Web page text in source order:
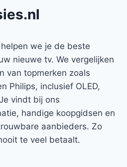
we je de beste
nieuwe tv. We vergelijken
van topmerken zoals
Philips, inclusief OLED,
vindt bij ons
handige koopgidsen en
aanbieders. Zo
te veel betaalt.